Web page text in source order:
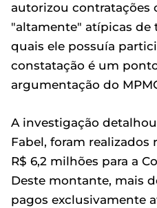
autorizou contratações
"altamente" atípicas de
quais ele possuía
constatação é um
argumentação do
A investigação
Fabel, foram realizados
R$ 6,2 milhões para a
Deste montante, mais
pagos exclusivamente